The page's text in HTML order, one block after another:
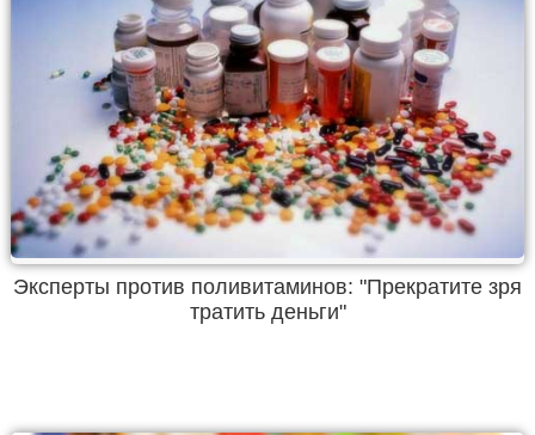
Эксперты против поливитаминов: "Прекратите зря
тратить деньги"